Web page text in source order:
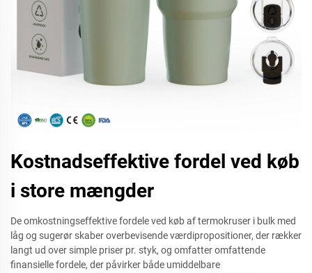
Kostnadseffektive fordel ved køb
i store mængder
De omkostningseffektive fordele ved køb af termokruser i bulk med
låg og sugerør skaber overbevisende værdipropositioner, der rækker
langt ud over simple priser pr. styk, og omfatter omfattende
finansielle fordele, der påvirker både umiddelbare